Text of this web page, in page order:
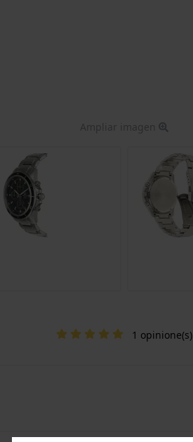
Ampliar imagen
1 opinione(s)